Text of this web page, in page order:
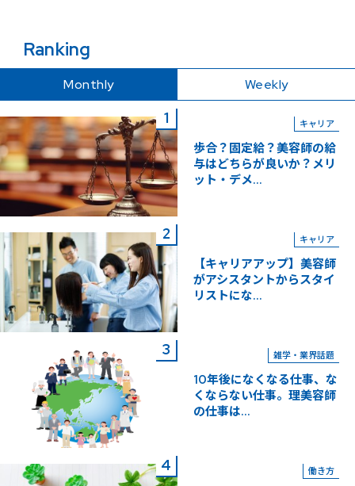
Ranking
Monthly Weekly
キャリア
歩合？固定給？美容師の給
与はどちらが良いか？メリ
ット・デメ...
キャリア
【キャリアアップ】美容師
がアシスタントからスタイ
リストにな...
雑学・業界話題
10年後になくなる仕事、な
くならない仕事。理美容師
の仕事は...
働き方